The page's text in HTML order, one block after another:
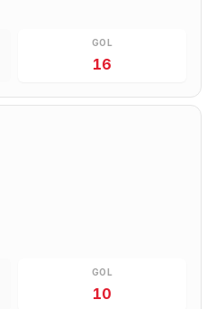
GOL
16
GOL
10